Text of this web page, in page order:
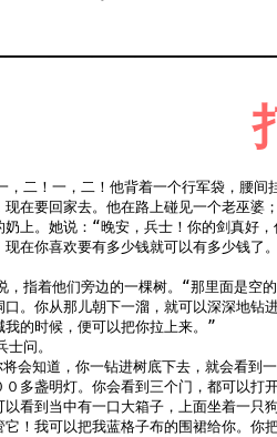
二！一，二！他背着一个行军袋，腰间
现在要回家去。他在路上碰见一个老巫婆
上。她说：“晚安，兵士！你的剑真好
在你喜欢要有多少钱就可以有多少钱了
指着他们旁边的一棵树。“那里面是空
。你从那儿朝下一溜，就可以深深地钻
的时候，便可以把你拉上来。”
问。
知道，你一钻进树底下去，就会看到
多盏明灯。你会看到三个门，都可以打
看到当中有一口大箱子，上面坐着一只
！我可以把我蓝格子布的围裙给你。你